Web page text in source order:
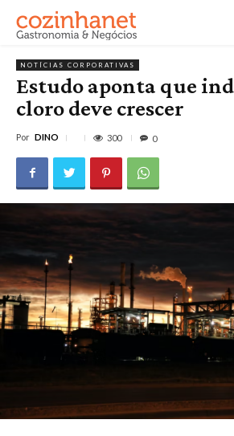
NOTÍCIAS CORPORATIVAS
Estudo aponta que
cloro deve crescer
Por DINO 300 0